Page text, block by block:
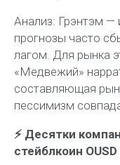
Анализ: Грэнтэм —
прогнозы часто
лагом. Для рынка
«Медвежий»
составляющая
пессимизм
⚡️ Десятки
стейблкоин OUSD